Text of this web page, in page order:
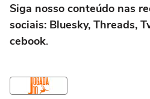
Siga nosso conteúdo nas
sociais: Bluesky, Threads,
cebook.